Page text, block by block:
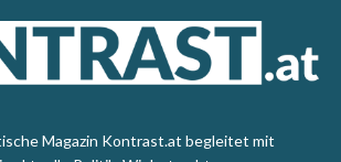
Magazin Kontrast.at begleitet mit